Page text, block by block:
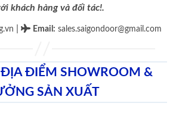
khách hàng và đối tác!.
Email : sales.saigondoor@gmail.com
ĐỊA ĐIỂM SHOWROOM &
SẢN XUẤT